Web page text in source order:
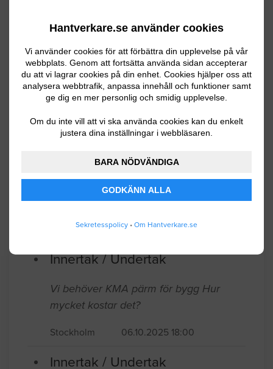
Hantverkare.se använder cookies
Vi använder cookies för att förbättra din upplevelse på vår
webbplats. Genom att fortsätta använda sidan accepterar
du att vi lagrar cookies på din enhet. Cookies hjälper oss att
analysera webbtrafik, anpassa innehåll och funktioner samt
ge dig en mer personlig och smidig upplevelse.
Om du inte vill att vi ska använda cookies kan du enkelt
justera dina inställningar i webbläsaren.
BARA NÖDVÄNDIGA
GODKÄNN ALLA
Sekretesspolicy • Om Hantverkare.se
på 72 kvm byggd 1996 (brf
Essingeviken) och likt många andra
modernare lägenheter är skarvarna
mellan plattorna synliga. Vet tyvärr inte
på rak arm vad det är för tolerans
plattorna sinsemellan, men de är ca 1,2
m i bredd (5 st i vardagsrummet som är
Stockholm 10.27.2025 16:35
innertak där putsen spruckit
Innertak / Undertak
Vi behöver KMA pärm för bygg Hur
mycket kostar det?